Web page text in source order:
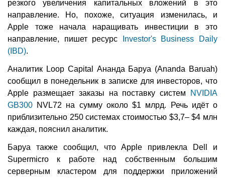
резкого увеличения капитальных вложений в это
направление. Но, похоже, ситуация изменилась, и
Apple тоже начала наращивать инвестиции в это
направление, пишет ресурс
Investor's Business Daily
(IBD).
Аналитик Loop Capital Ананда Баруа (Ananda Baruah)
сообщил в понедельник в записке для инвесторов, что
Apple размещает заказы на поставку систем
NVIDIA
GB300 NVL72 на сумму около $1 млрд. Речь идёт о
приблизительно 250 системах стоимостью $3,7– $4 млн
каждая, пояснил аналитик.
Баруа также сообщил, что Apple привлекла Dell и
Supermicro к работе над собственным большим
серверным кластером для поддержки приложений